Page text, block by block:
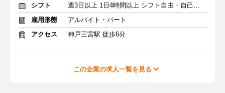
シフト
週3日以上 1日4時間以上 シフト自由・自己申告
雇用形態
アルバイト・パート
アクセス
神戸三宮駅 徒歩6分
この企業の求人一覧を見る